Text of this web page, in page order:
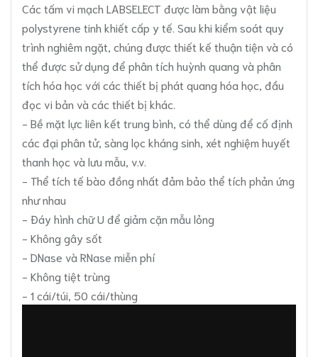
Các tấm vi mạch LABSELECT được làm bằng vật liệu
polystyrene tinh khiết cấp y tế. Sau khi kiểm soát quy
trình nghiêm ngặt, chúng được thiết kế thuận tiện và có
thể được sử dụng để phân tích huỳnh quang và phân
tích hóa học với các thiết bị phát quang hóa học, đầu
đọc vi bản và các thiết bị khác.
- Bề mặt lực liên kết trung bình, có thể dùng để cố định
các đại phân tử, sàng lọc kháng sinh, xét nghiệm huyết
thanh học và lưu mẫu, v.v.
- Thể tích tế bào đồng nhất đảm bảo thể tích phản ứng
như nhau
- Đáy hình chữ U để giảm cặn mẫu lỏng
- Không gây sốt
- DNase và RNase miễn phí
- Không tiệt trùng
- 1 cái/túi, 50 cái/thùng